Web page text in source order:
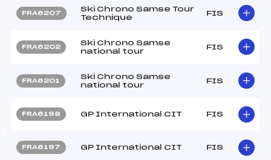
FRA6207
Ski Chrono Samse Tour
Technique
FIS
FRA6202
Ski Chrono Samse
national tour
FIS
FRA6201
Ski Chrono Samse
national tour
FIS
FRA6198 GP International CIT FIS
FRA6197 GP International CIT FIS